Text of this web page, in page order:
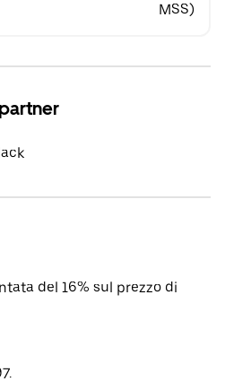
MSS)
del 16% sul prezzo di